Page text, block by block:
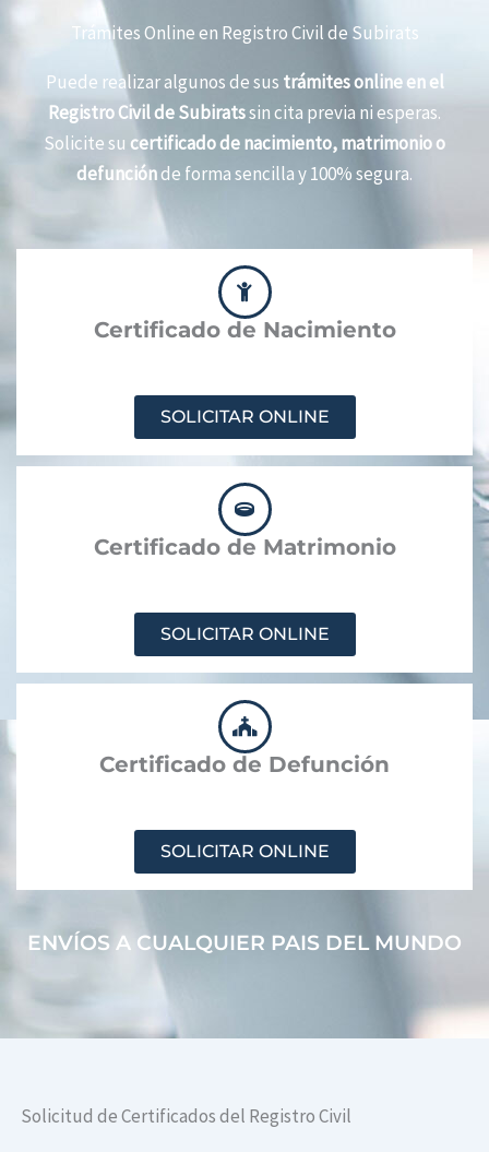
Trámites Online en Registro Civil de Subirats
Puede realizar algunos de sus trámites online en el
Registro Civil de Subiratssin cita previa ni esperas.
Solicite su certificado de nacimiento, matrimonio o
defunciónde forma sencilla y 100% segura.
Certificado de Nacimiento
SOLICITAR ONLINE
Certificado de Matrimonio
SOLICITAR ONLINE
Certificado de Defunción
SOLICITAR ONLINE
ENVÍOS A CUALQUIER PAIS DEL MUNDO
Solicitud de Certificados del Registro Civil